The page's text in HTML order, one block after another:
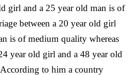
girl and a 25 year old man is of
between a 20 year old girl
is of medium quality whereas
year old girl and a 48 year old
to him a country